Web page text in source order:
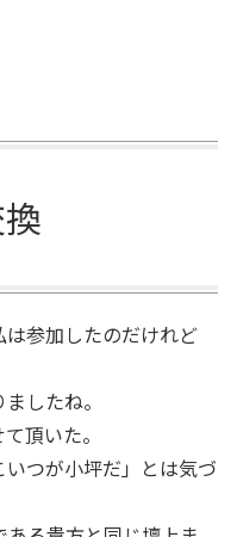
参加したのだけれど
したね。
頂いた。
つが小坪だ」とは気づ